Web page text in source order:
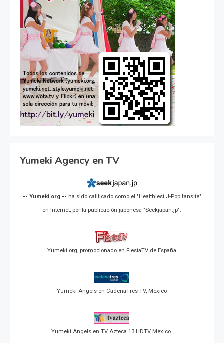
Yumeki Agency en TV
-- Yumeki.org -- ha sido calificado como el "Healthiest J-Pop fansite"
en Internet, por la publicación japonesa "Seekjapan.jp".
Yumeki.org, promocionado en FiestaTV de España
Yumeki Angels en CadenaTres TV, Mexico
Yumeki Angels en TV Azteca 13 HDTV Mexico.